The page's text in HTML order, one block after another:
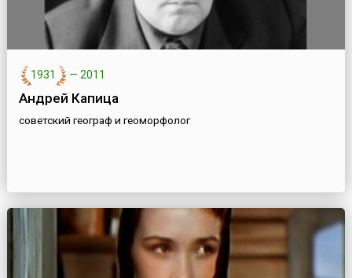
1931 — 2011
Андрей Капица
советский географ и геоморфолог